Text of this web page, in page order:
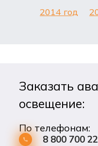
2014 год
Заказать
освещение:
По телефонам:
8 800 700